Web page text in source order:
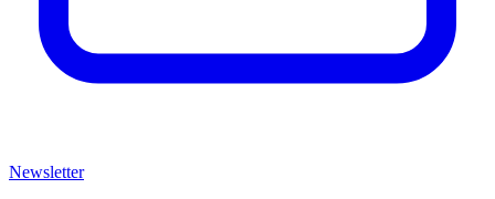
Newsletter